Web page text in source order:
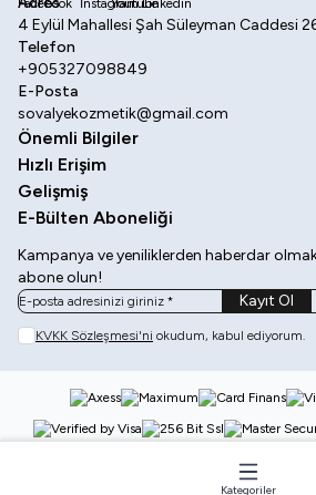
4 Eylül Mahallesi Şah Süleyman Caddesi
Telefon
+905327098849
E-Posta
sovalyekozmetik@gmail.com
Önemli Bilgiler
Hızlı Erişim
Gelişmiş
E-Bülten Aboneliği
Kampanya ve yeniliklerden haberdar
abone olun!
Kayıt Ol
KVKK Sözleşmesi'ni okudum, kabul ediyorum.
Kategoriler